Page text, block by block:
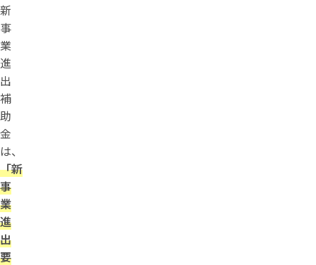
新
事
業
進
出
補
助
金
は、
「新
事
業
進
出
要